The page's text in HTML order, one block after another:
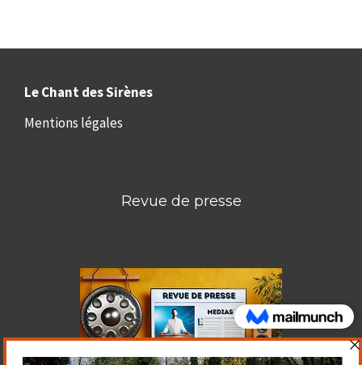
Le Chant des Sirènes
Mentions légales
Revue de presse